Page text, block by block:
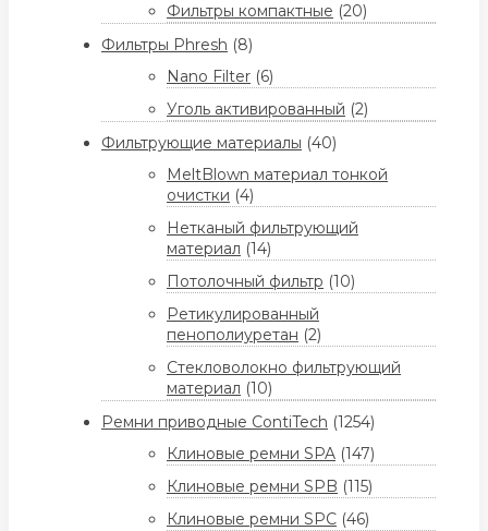
Фильтры компактные (20)
Фильтры Phresh (8)
Nano Filter (6)
Уголь активированный (2)
Фильтрующие материалы (40)
MeltBlown материал тонкой
очистки (4)
Нетканый фильтрующий
материал (14)
Потолочный фильтр (10)
Ретикулированный
пенополиуретан (2)
Стекловолокно фильтрующий
материал (10)
Ремни приводные ContiTech (1254)
Клиновые ремни SPA (147)
Клиновые ремни SPB (115)
Клиновые ремни SPC (46)